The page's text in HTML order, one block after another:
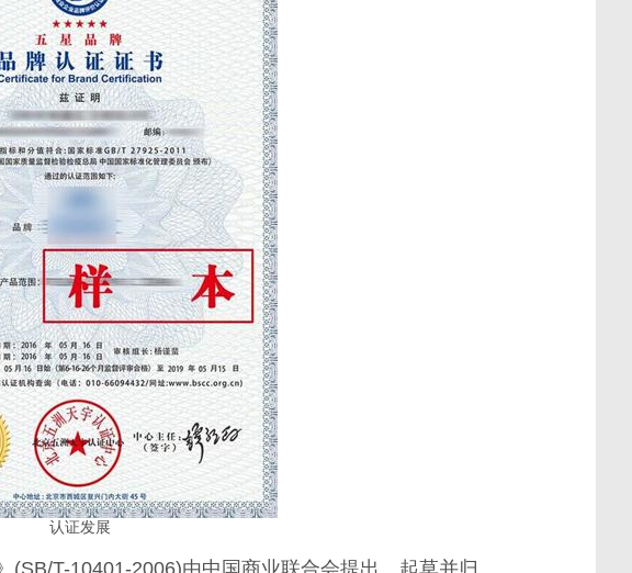
认证发展
T-10401-2006)由中国商业联合会提出、起草并归